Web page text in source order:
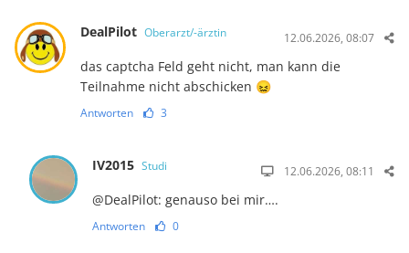
DealPilot Oberarzt/-ärztin 12.06.2026, 08:07
das captcha Feld geht nicht, man kann die
Teilnahme nicht abschicken 😖
Antworten 3
IV2015 Studi 12.06.2026, 08:11
@DealPilot: genauso bei mir….
Antworten 0